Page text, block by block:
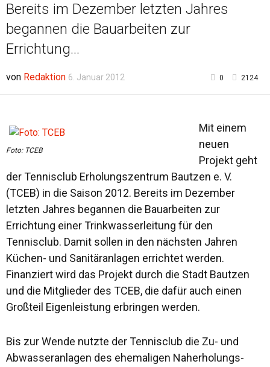
Shop
Bereits im Dezember letzten Jahres
begannen die Bauarbeiten zur
Errichtung...
von Redaktion 6. Januar 2012 0 2124
Foto: TCEB
Mit einem
neuen
Projekt geht
der Tennisclub Erholungszentrum Bautzen e. V.
(TCEB) in die Saison 2012. Bereits im Dezember
letzten Jahres begannen die Bauarbeiten zur
Errichtung einer Trinkwasserleitung für den
Tennisclub. Damit sollen in den nächsten Jahren
Küchen- und Sanitäranlagen errichtet werden.
Finanziert wird das Projekt durch die Stadt Bautzen
und die Mitglieder des TCEB, die dafür auch einen
Großteil Eigenleistung erbringen werden.
Bis zur Wende nutzte der Tennisclub die Zu- und
Abwasseranlagen des ehemaligen Naherholungs­